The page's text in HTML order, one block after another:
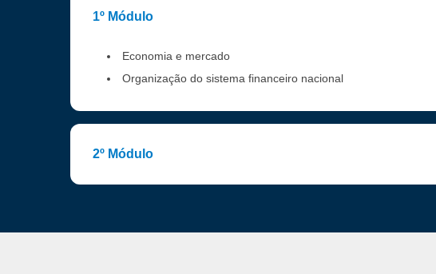
1º Módulo
Economia e mercado
Organização do sistema financeiro nacional
2º Módulo